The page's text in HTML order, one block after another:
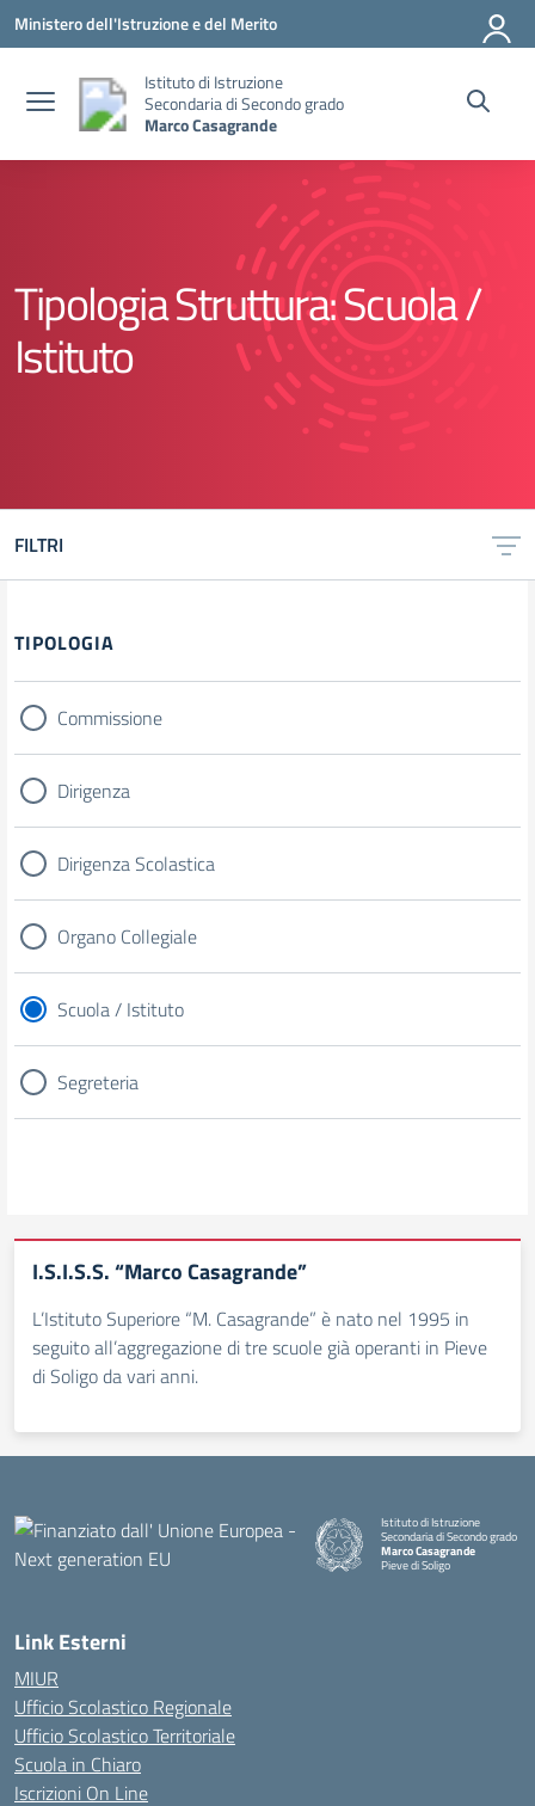
Vai ai contenuti
Vai al menu di navigazione
Vai al footer
Ministero dell'Istruzione e del Merito
Istituto di Istruzione
Secondaria di Secondo grado
Marco Casagrande
Tipologia Struttura:Scuola /
Istituto
FILTRI
TIPOLOGIA
Commissione
Dirigenza
Dirigenza Scolastica
Organo Collegiale
Scuola / Istituto
Segreteria
I.S.I.S.S. “Marco Casagrande”
L’Istituto Superiore “M. Casagrande” è nato nel 1995 in
seguito all’aggregazione di tre scuole già operanti in Pieve
di Soligo da vari anni.
Istituto di Istruzione
Secondaria di Secondo grado
Marco Casagrande
Pieve di Soligo
Link Esterni
MIUR
Ufficio Scolastico Regionale
Ufficio Scolastico Territoriale
Scuola in Chiaro
Iscrizioni On Line